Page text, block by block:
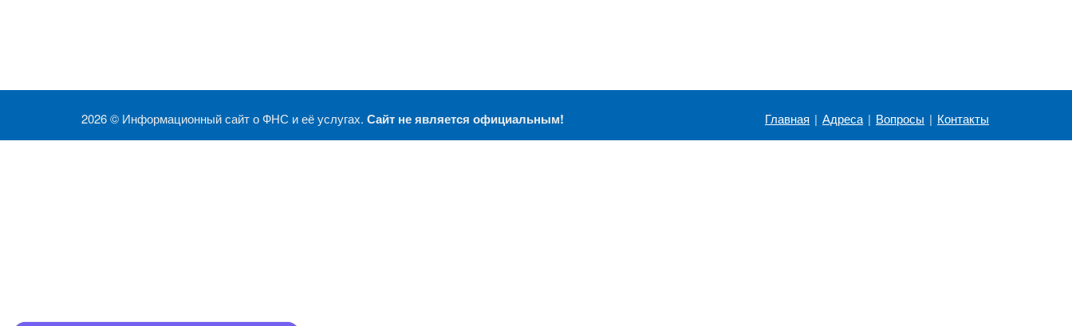
2026 © Информационный сайт о ФНС и её услугах. Сайт не является официальным! Главная | Адреса | Вопросы | Контакты